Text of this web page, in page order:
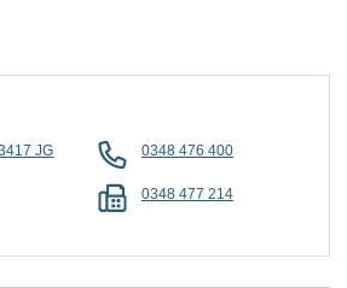
0348 476 400
0348 477 214